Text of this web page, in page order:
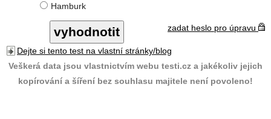
Hamburk
zadat heslo pro úpravu
Dejte si tento test na vlastní stránky/blog
Veškerá data jsou vlastnictvím webu testi.cz a jakékoliv jejich
kopírování a šíření bez souhlasu majitele není povoleno!